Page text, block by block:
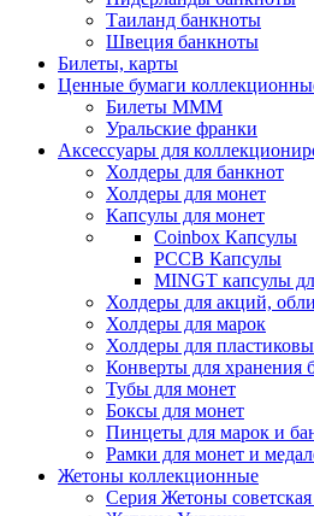
Таиланд банкноты
Швеция банкноты
Билеты, карты
Ценные бумаги
Билеты МММ
Уральские франки
Аксессуары для
Холдеры для банкнот
Холдеры для монет
Капсулы для монет
Coinbox Капсулы
РССВ Капсулы
MINGT капсулы
Холдеры для акций,
Холдеры для марок
Холдеры для
Конверты для хранения
Тубы для монет
Боксы для монет
Пинцеты для марок и
Рамки для монет и
Жетоны коллекционные
Серия Жетоны